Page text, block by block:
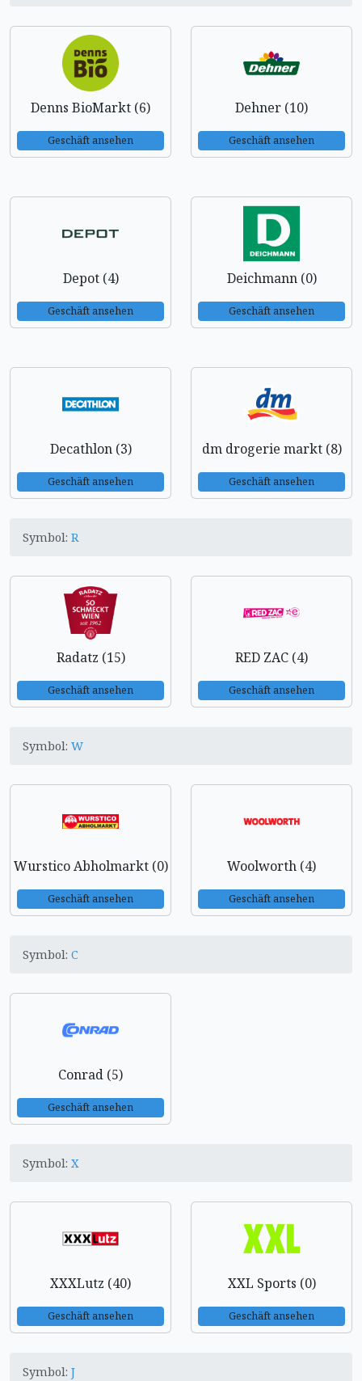
Denns BioMarkt (6)
Geschäft ansehen
Dehner (10)
Geschäft ansehen
Depot (4)
Geschäft ansehen
Deichmann (0)
Geschäft ansehen
Decathlon (3)
Geschäft ansehen
dm drogerie markt (8)
Geschäft ansehen
Symbol: R
Radatz (15)
Geschäft ansehen
RED ZAC (4)
Geschäft ansehen
Symbol: W
Wurstico Abholmarkt (0)
Geschäft ansehen
Woolworth (4)
Geschäft ansehen
Symbol: C
Conrad (5)
Geschäft ansehen
Symbol: X
XXXLutz (40)
Geschäft ansehen
XXL Sports (0)
Geschäft ansehen
Symbol: J